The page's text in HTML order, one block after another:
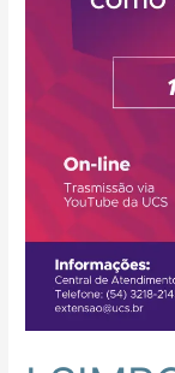
NATURALEZA.
LA
TIERRA
SUJETOS
DERECHOS